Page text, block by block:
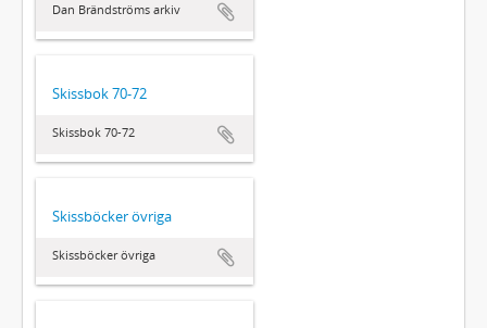
Dan Brändströms arkiv
Skissbok 70-72
Skissbok 70-72
Skissböcker övriga
Skissböcker övriga